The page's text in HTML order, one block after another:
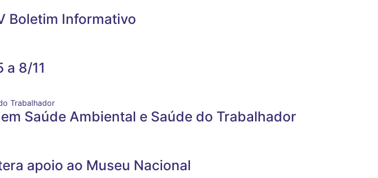
Boletim Informativo
8/11
Trabalhador
Saúde Ambiental e Saúde do Trabalhador
apoio ao Museu Nacional